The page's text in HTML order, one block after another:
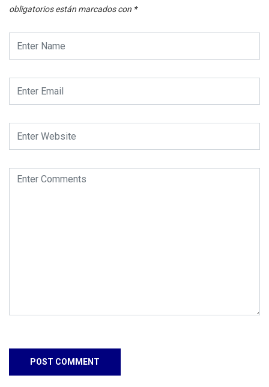
obligatorios están marcados con *